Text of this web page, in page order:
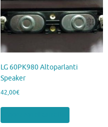
LG 60PK980 Altoparlanti
Speaker
42,00€